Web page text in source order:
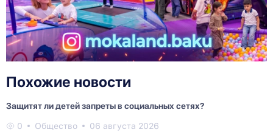
Похожие новости
Защитят ли детей запреты в социальных сетях?
0 Общество 06 августа 2026